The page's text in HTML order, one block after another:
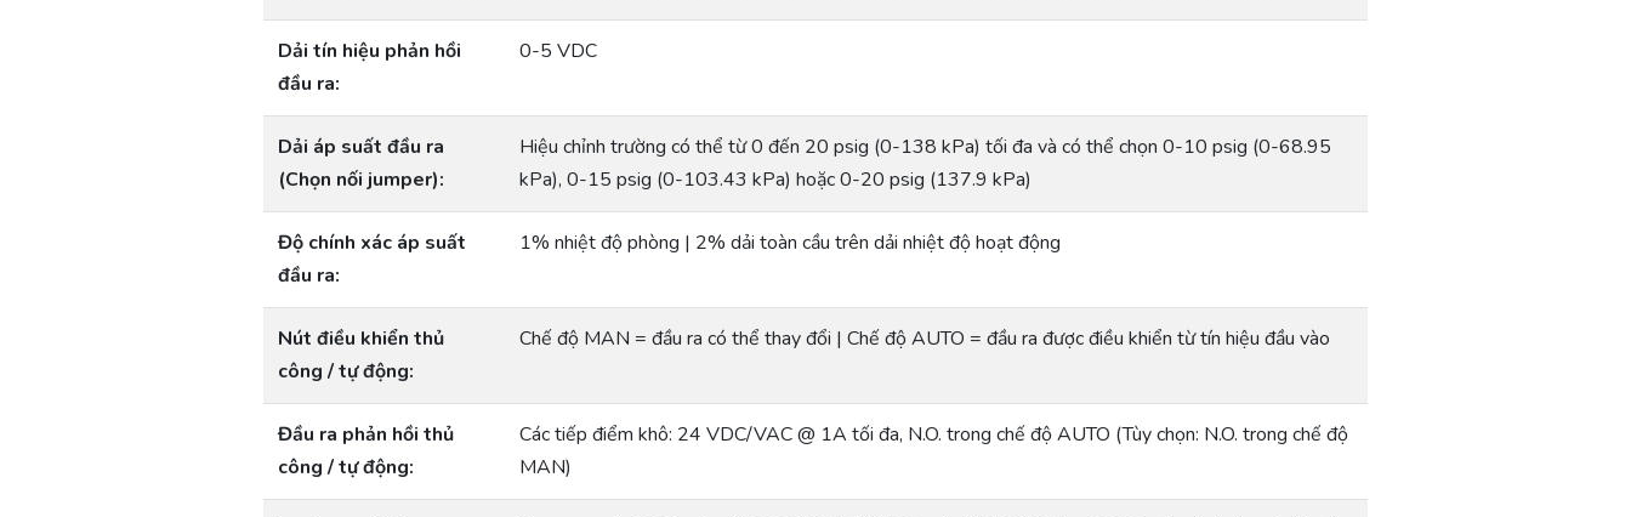
Dải tín hiệu phản hồi
đầu ra:
0-5 VDC
Dải áp suất đầu ra
(Chọn nối jumper):
Hiệu chỉnh trường có thể từ 0 đến 20 psig (0-138 kPa) tối đa và có thể chọn 0-10 psig (0-68.95
kPa), 0-15 psig (0-103.43 kPa) hoặc 0-20 psig (137.9 kPa)
Độ chính xác áp suất
đầu ra:
1% nhiệt độ phòng | 2% dải toàn cầu trên dải nhiệt độ hoạt động
Nút điều khiển thủ
công / tự động:
Chế độ MAN = đầu ra có thể thay đổi | Chế độ AUTO = đầu ra được điều khiển từ tín hiệu đầu vào
Đầu ra phản hồi thủ
công / tự động:
Các tiếp điểm khô: 24 VDC/VAC @ 1A tối đa, N.O. trong chế độ AUTO (Tùy chọn: N.O. trong chế độ
MAN)